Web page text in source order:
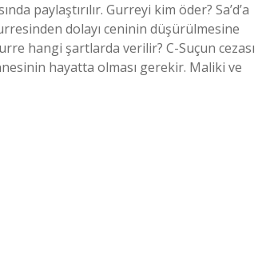
paylaştırılır. Gurreyi kim öder? Sa’d’a
dolayı ceninin düşürülmesine
hangi şartlarda verilir? C-Suçun cezası
hayatta olması gerekir. Maliki ve